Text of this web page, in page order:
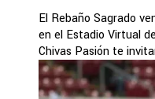
El Rebaño Sagrado
en el Estadio Virtual
Chivas Pasión te